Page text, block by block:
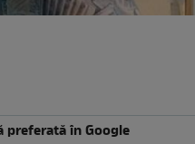
preferată în Google